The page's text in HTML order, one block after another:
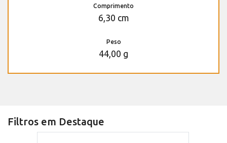
Comprimento
6,30 cm
Peso
44,00 g
Filtros em Destaque